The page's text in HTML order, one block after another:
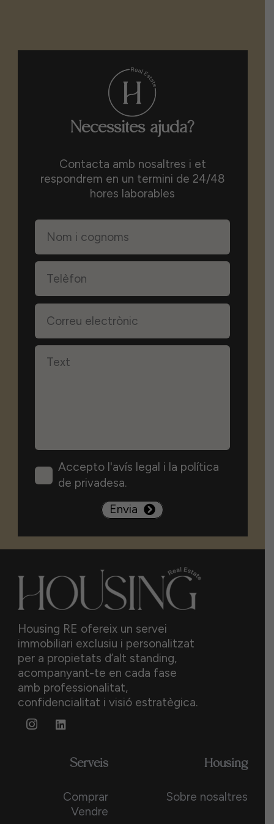
Necessites ajuda?
Contacta amb nosaltres i et
respondrem en un termini de 24/48
Accepto l'avís legal i la política
de privadesa.
Envia
immobiliari exclusiu i personalitzat
acompanyant-te en cada fase
amb professionalitat,
confidencialitat i visió estratègica.